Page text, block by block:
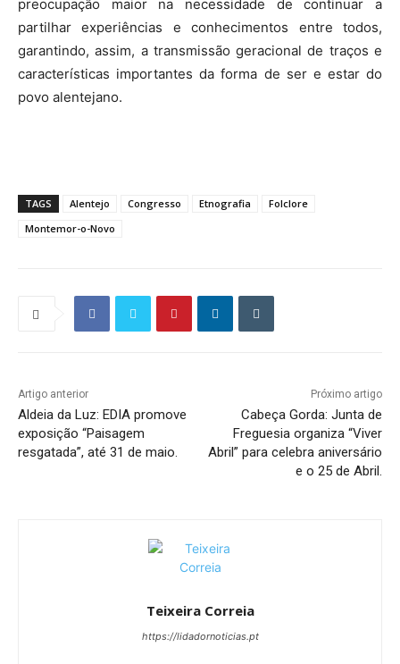
preocupação maior na necessidade de continuar a
partilhar experiências e conhecimentos entre todos,
garantindo, assim, a transmissão geracional de traços e
características importantes da forma de ser e estar do
povo alentejano.
TAGS Alentejo Congresso Etnografia
Folclore
Montemor-o-Novo
Artigo anterior
Aldeia da Luz: EDIA promove
exposição “Paisagem
resgatada”, até 31 de maio.
Próximo artigo
Cabeça Gorda: Junta de
Freguesia organiza “Viver
Abril” para celebra aniversário
e o 25 de Abril.
Teixeira Correia
https://lidadornoticias.pt